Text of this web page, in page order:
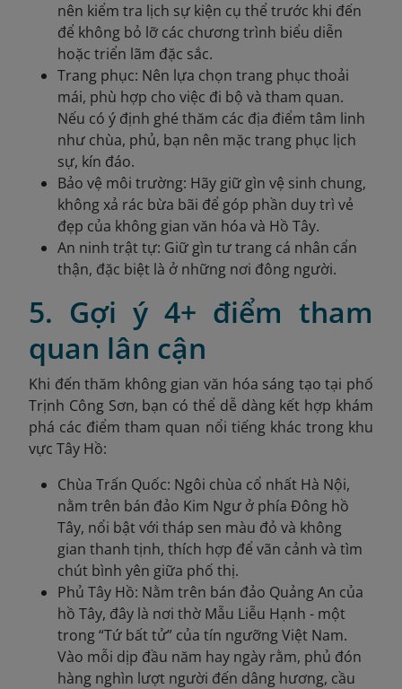
nên kiểm tra lịch sự kiện cụ thể trước khi đến
để không bỏ lỡ các chương trình biểu diễn
hoặc triển lãm đặc sắc.
Trang phục: Nên lựa chọn trang phục thoải
mái, phù hợp cho việc đi bộ và tham quan.
Nếu có ý định ghé thăm các địa điểm tâm linh
như chùa, phủ, bạn nên mặc trang phục lịch
sự, kín đáo.
Bảo vệ môi trường: Hãy giữ gìn vệ sinh chung,
không xả rác bừa bãi để góp phần duy trì vẻ
đẹp của không gian văn hóa và Hồ Tây.
An ninh trật tự: Giữ gìn tư trang cá nhân cẩn
thận, đặc biệt là ở những nơi đông người.
5. Gợi ý 4+ điểm tham
quan lân cận
Khi đến thăm không gian văn hóa sáng tạo tại phố
Trịnh Công Sơn, bạn có thể dễ dàng kết hợp khám
phá các điểm tham quan nổi tiếng khác trong khu
vực Tây Hồ:
Chùa Trấn Quốc: Ngôi chùa cổ nhất Hà Nội,
nằm trên bán đảo Kim Ngư ở phía Đông hồ
Tây, nổi bật với tháp sen màu đỏ và không
gian thanh tịnh, thích hợp để vãn cảnh và tìm
chút bình yên giữa phố thị.
Phủ Tây Hồ: Nằm trên bán đảo Quảng An của
hồ Tây, đây là nơi thờ Mẫu Liễu Hạnh - một
trong “Tứ bất tử” của tín ngưỡng Việt Nam.
Vào mỗi dịp đầu năm hay ngày rằm, phủ đón
hàng nghìn lượt người đến dâng hương, cầu